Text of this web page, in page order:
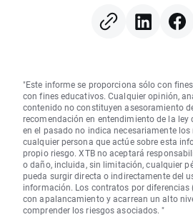
"Este informe se proporciona sólo con
con fines educativos. Cualquier opinión,
contenido no constituyen asesoramiento
recomendación en entendimiento de la ley
en el pasado no indica necesariamente
cualquier persona que actúe sobre esta
propio riesgo. XTB no aceptará
o daño, incluida, sin limitación, cualquier
pueda surgir directa o indirectamente del
información. Los contratos por diferencias
con apalancamiento y acarrean un alto
comprender los riesgos asociados. "